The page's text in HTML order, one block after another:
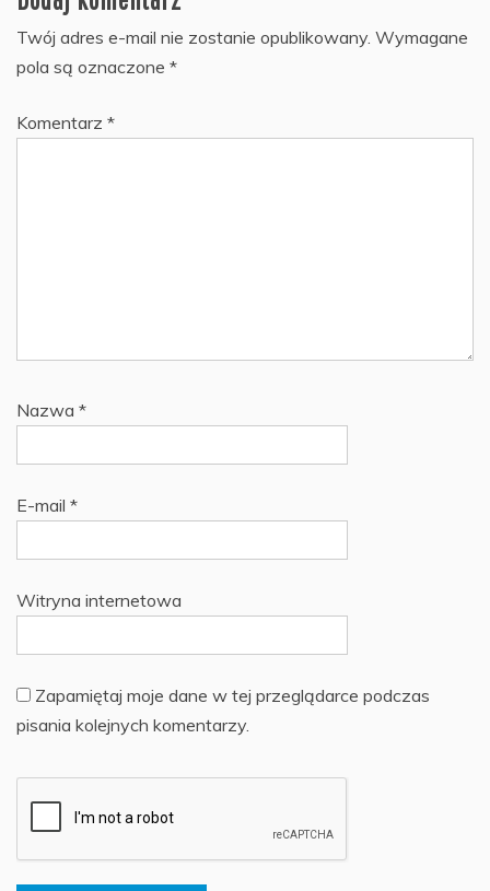
Twój adres e-mail nie zostanie opublikowany. Wymagane
pola są oznaczone *
Komentarz *
Nazwa *
E-mail *
Witryna internetowa
Zapamiętaj moje dane w tej przeglądarce podczas
pisania kolejnych komentarzy.